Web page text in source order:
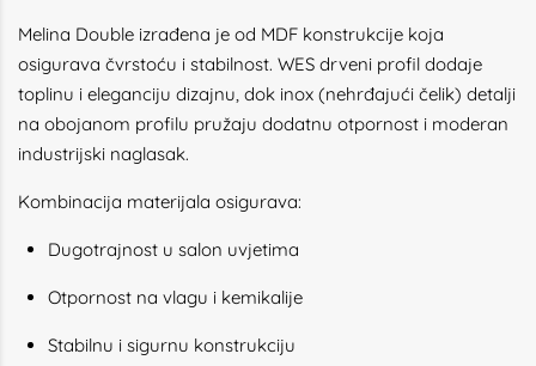
Melina Double izrađena je od MDF konstrukcije koja
osigurava čvrstoću i stabilnost. WES drveni profil dodaje
toplinu i eleganciju dizajnu, dok inox (nehrđajući čelik) detalji
na obojanom profilu pružaju dodatnu otpornost i moderan
industrijski naglasak.
Kombinacija materijala osigurava:
Dugotrajnost u salon uvjetima
Otpornost na vlagu i kemikalije
Stabilnu i sigurnu konstrukciju